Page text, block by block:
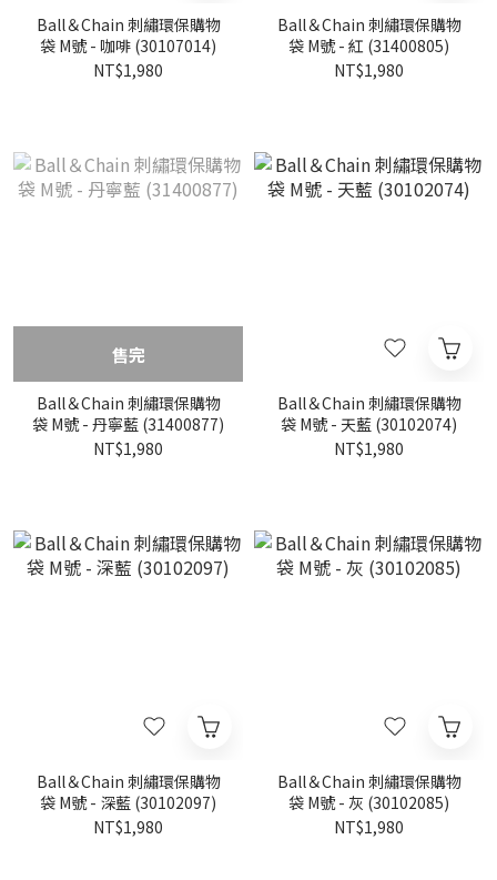
Ball＆Chain 刺繡環保購物
袋 M號 - 咖啡 (30107014)
NT$1,980
Ball＆Chain 刺繡環保購物
袋 M號 - 紅 (31400805)
NT$1,980
售完
Ball＆Chain 刺繡環保購物
袋 M號 - 丹寧藍 (31400877)
NT$1,980
Ball＆Chain 刺繡環保購物
袋 M號 - 天藍 (30102074)
NT$1,980
Ball＆Chain 刺繡環保購物
袋 M號 - 深藍 (30102097)
NT$1,980
Ball＆Chain 刺繡環保購物
袋 M號 - 灰 (30102085)
NT$1,980